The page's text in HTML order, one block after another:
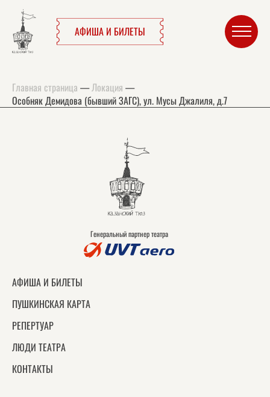
АФИША И БИЛЕТЫ
Главная страница —Локация —
Особняк Демидова (бывший ЗАГС), ул. Мусы Джалиля, д.7
Генеральный партнер театра
АФИША И БИЛЕТЫ
ПУШКИНСКАЯ КАРТА
РЕПЕРТУАР
ЛЮДИ ТЕАТРА
КОНТАКТЫ